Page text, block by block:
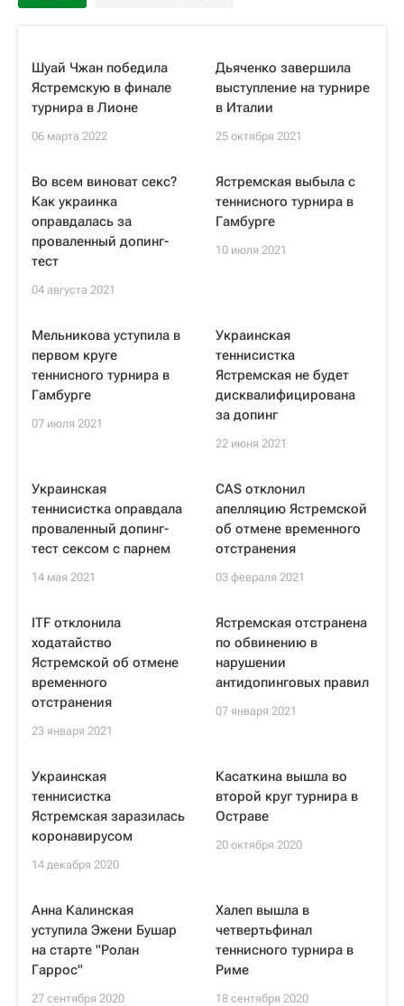
Шуай Чжан победила
Ястремскую в финале
турнира в Лионе
06 марта 2022
Дьяченко завершила
выступление на турнире
в Италии
25 октября 2021
Во всем виноват секс?
Как украинка
оправдалась за
проваленный допинг-
тест
04 августа 2021
Ястремская выбыла с
теннисного турнира в
Гамбурге
10 июля 2021
Мельникова уступила в
первом круге
теннисного турнира в
Гамбурге
07 июля 2021
Украинская
теннисистка
Ястремская не будет
дисквалифицирована
за допинг
22 июня 2021
Украинская
теннисистка оправдала
проваленный допинг-
тест сексом с парнем
14 мая 2021
CAS отклонил
апелляцию Ястремской
об отмене временного
отстранения
03 февраля 2021
ITF отклонила
ходатайство
Ястремской об отмене
временного
отстранения
23 января 2021
Ястремская отстранена
по обвинению в
нарушении
антидопинговых правил
07 января 2021
Украинская
теннисистка
Ястремская заразилась
коронавирусом
14 декабря 2020
Касаткина вышла во
второй круг турнира в
Остраве
20 октября 2020
Анна Калинская
уступила Эжени Бушар
на старте "Ролан
Гаррос"
27 сентября 2020
Халеп вышла в
четвертьфинал
теннисного турнира в
Риме
18 сентября 2020